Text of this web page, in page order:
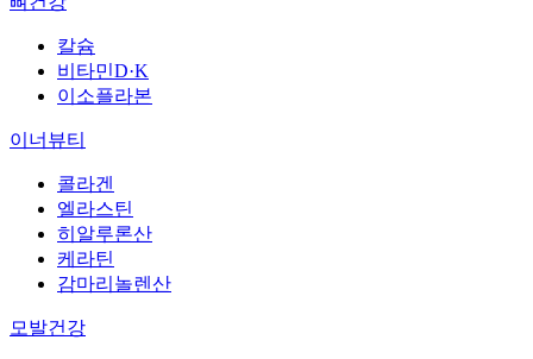
칼슘
비타민D·K
이소플라본
이너뷰티
콜라겐
엘라스틴
히알루론산
케라틴
감마리놀렌산
모발건강